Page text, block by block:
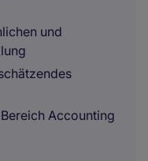
und
Accounting